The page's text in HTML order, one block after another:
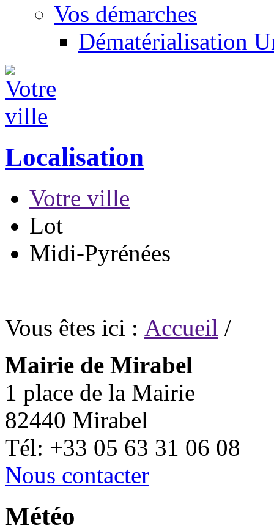
Vos démarches
Dématérialisation
Localisation
Votre ville
Lot
Midi-Pyrénées
Vous êtes ici : Accueil /
Mairie de Mirabel
1 place de la Mairie
82440 Mirabel
Tél: +33 05 63 31 06 08
Nous contacter
Météo